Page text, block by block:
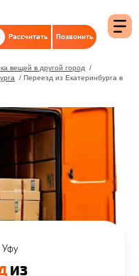
Рассчитать Позвонить
вещей в другой город
/
/ Переезд из Екатеринбурга в
ИЗ